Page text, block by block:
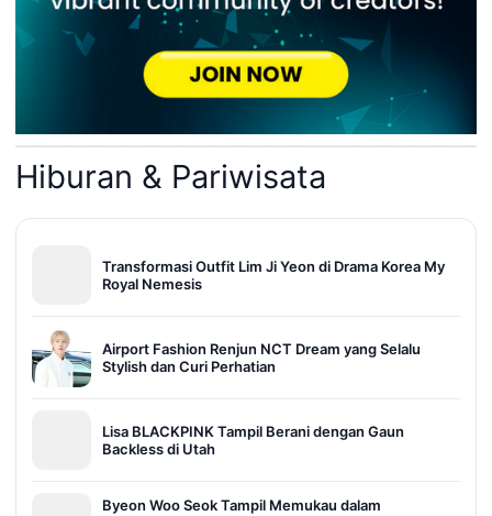
Hiburan & Pariwisata
Transformasi Outfit Lim Ji Yeon di Drama Korea My
Royal Nemesis
Airport Fashion Renjun NCT Dream yang Selalu
Stylish dan Curi Perhatian
Lisa BLACKPINK Tampil Berani dengan Gaun
Backless di Utah
Byeon Woo Seok Tampil Memukau dalam